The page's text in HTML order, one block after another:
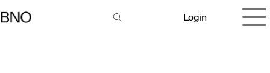
Login